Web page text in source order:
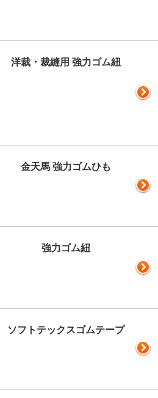
洋裁・裁縫用 強力ゴム紐
金天馬 強力ゴムひも
強力ゴム紐
ソフトテックスゴムテープ